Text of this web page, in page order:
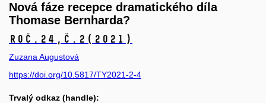
Nová fáze recepce dramatického díla
Thomase Bernharda?
Roč.24, č.2 (2021)
Zuzana Augustová
https://doi.org/10.5817/TY2021-2-4
Trvalý odkaz (handle):